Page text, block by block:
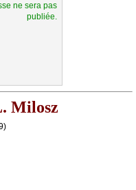
ne sera pas
publiée.
Milosz